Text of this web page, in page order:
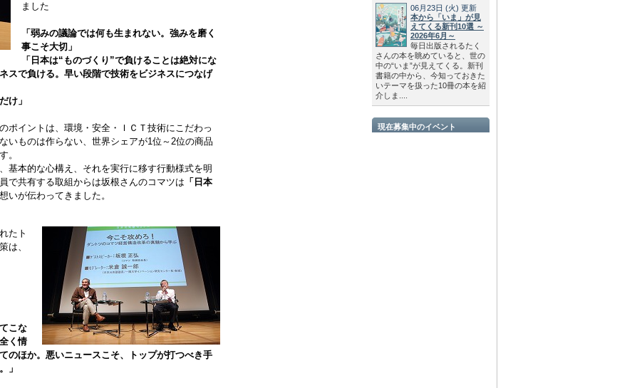
ました
「弱みの議論では何も生まれない。強みを磨く
事こそ大切」
「日本は“ものづくり”で負けることは絶対にな
スで負ける。早い段階で技術をビジネスにつなげ
け」
ポイントは、環境・安全・ＩＣＴ技術にこだわっ
いものは作らない、世界シェアが1位～2位の商品
。
本的な心構え、それを実行に移す行動様式を明
で共有する取組からは坂根さんのコマツは 「日本
いが伝わってきました。
たト
は、
こな
く情
のほか。悪いニュースこそ、トップが打つべき手
」
06月23日 (火) 更新
本から「いま」が見
えてくる新刊10選 ～
2026年6月～
毎日出版されるたく
さんの本を眺めていると、世の
中の“いま”が見えてくる。新刊
書籍の中から、今知っておきた
いテーマを扱った10冊の本を紹
介しま....
現在募集中のイベント